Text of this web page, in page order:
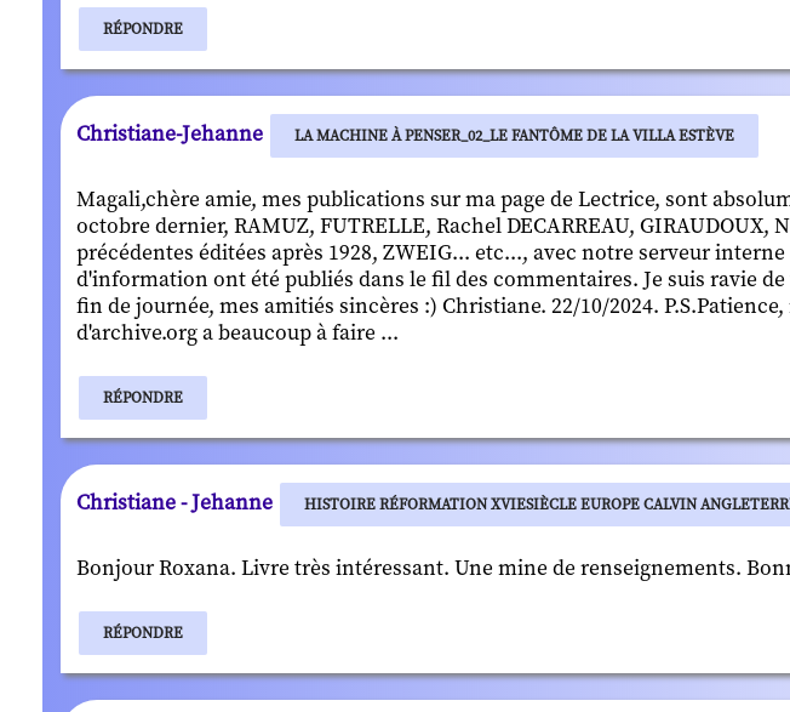
RÉPONDRE
Christiane-Jehanne LA MACHINE À PENSER_02_LE FANTÔME DE LA VILLA ESTÈVE
Magali,chère amie, mes publications sur ma page de Lectrice, sont
octobre dernier, RAMUZ, FUTRELLE, Rachel DECARREAU, GIRAUDOUX,
précédentes éditées après 1928, ZWEIG... etc..., avec notre serveur
d'information ont été publiés dans le fil des commentaires. Je suis ravie
fin de journée, mes amitiés sincères :) Christiane. 22/10/2024.
d'archive.org a beaucoup à faire ...
RÉPONDRE
Christiane - Jehanne HISTOIRE RÉFORMATION XVIESIÈCLE EUROPE CALVIN
Bonjour Roxana. Livre très intéressant. Une mine de renseignements.
RÉPONDRE